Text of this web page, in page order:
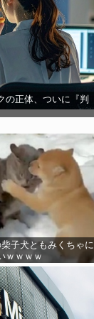
の正体、ついに『判
子犬ともみくちゃに
ｗｗｗｗ